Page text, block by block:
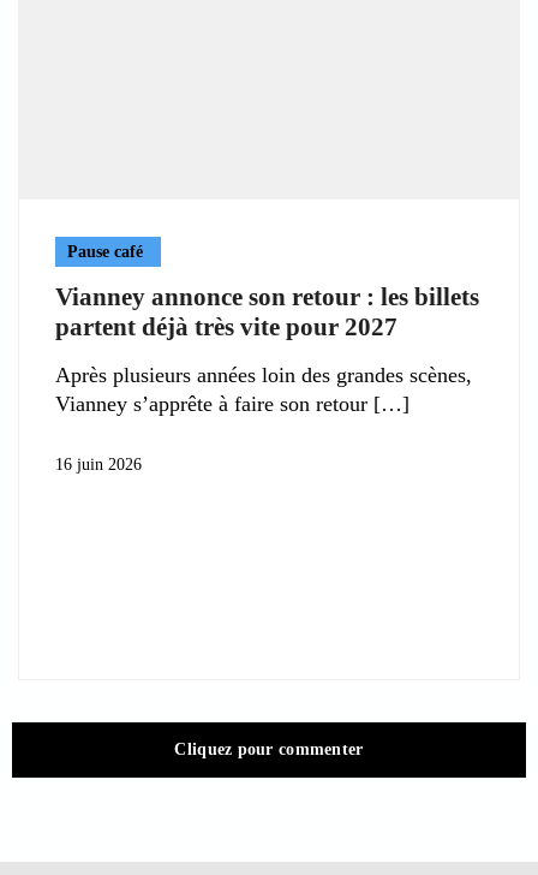
Pause café
Vianney annonce son retour : les billets
partent déjà très vite pour 2027
Après plusieurs années loin des grandes scènes,
Vianney s’apprête à faire son retour
16 juin 2026
Cliquez pour commenter